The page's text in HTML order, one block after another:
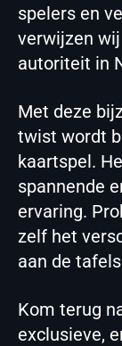
spelers en
verwijzen
autoriteit in
Met deze
twist wordt
kaartspel.
spannende
ervaring.
zelf het
aan de
Kom terug
exclusieve,